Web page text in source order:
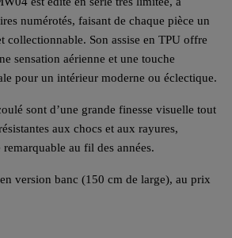
numérotés, faisant de chaque pièce un
collectionnable. Son assise en TPU offre
sensation aérienne et une touche
pour un intérieur moderne ou éclectique.
sont d’une grande finesse visuelle tout
aux chocs et aux rayures,
au fil des années.
version banc (150 cm de large), au prix